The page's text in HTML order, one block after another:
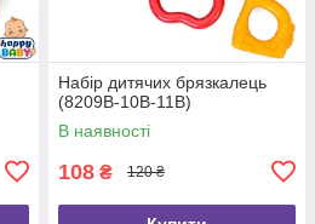
Набір дитячих брязкалець
(8209B-10B-11B)
В наявності
108 ₴ 120 ₴